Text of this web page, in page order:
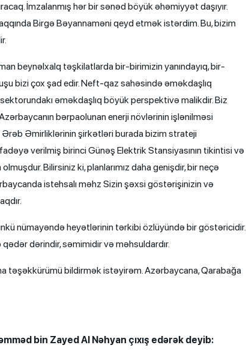
İmzalanmış hər bir sənəd böyük əhəmiyyət daşıyır.
Birgə Bəyannaməni qeyd etmək istərdim. Bu, bizim
beynəlxalq təşkilatlarda bir-birimizin yanındayıq, bir-
bizi çox şad edir. Neft-qaz sahəsində əməkdaşlıq
əməkdaşlıq böyük perspektivə malikdir. Biz
bərpaolunan enerji növlərinin işlənilməsi
Əmirliklərinin şirkətləri burada bizim strateji
verilmiş birinci Günəş Elektrik Stansiyasının tikintisi və
Bilirsiniz ki, planlarımız daha genişdir, bir neçə
istehsalı məhz Sizin şəxsi göstərişinizin və
nümayəndə heyətlərinin tərkibi özlüyündə bir göstəricidir.
dərindir, səmimidir və məhsuldardır.
təşəkkürümü bildirmək istəyirəm. Azərbaycana, Qarabağa
bin Zayed Al Nəhyan çıxış edərək deyib: